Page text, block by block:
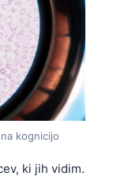
kognicijo
ki jih vidim.